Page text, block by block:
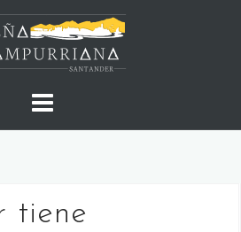
tiene